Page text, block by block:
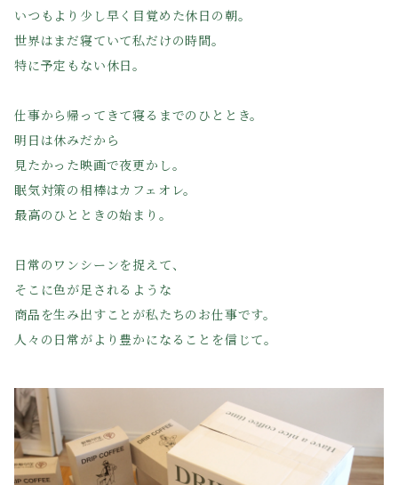
いつもより少し早く目覚めた休日の朝。
世界はまだ寝ていて私だけの時間。
特に予定もない休日。
仕事から帰ってきて寝るまでのひととき。
明日は休みだから
見たかった映画で夜更かし。
眠気対策の相棒はカフェオレ。
最高のひとときの始まり。
日常のワンシーンを捉えて、
そこに色が足されるような
商品を生み出すことが私たちのお仕事です。
人々の日常がより豊かになることを信じて。